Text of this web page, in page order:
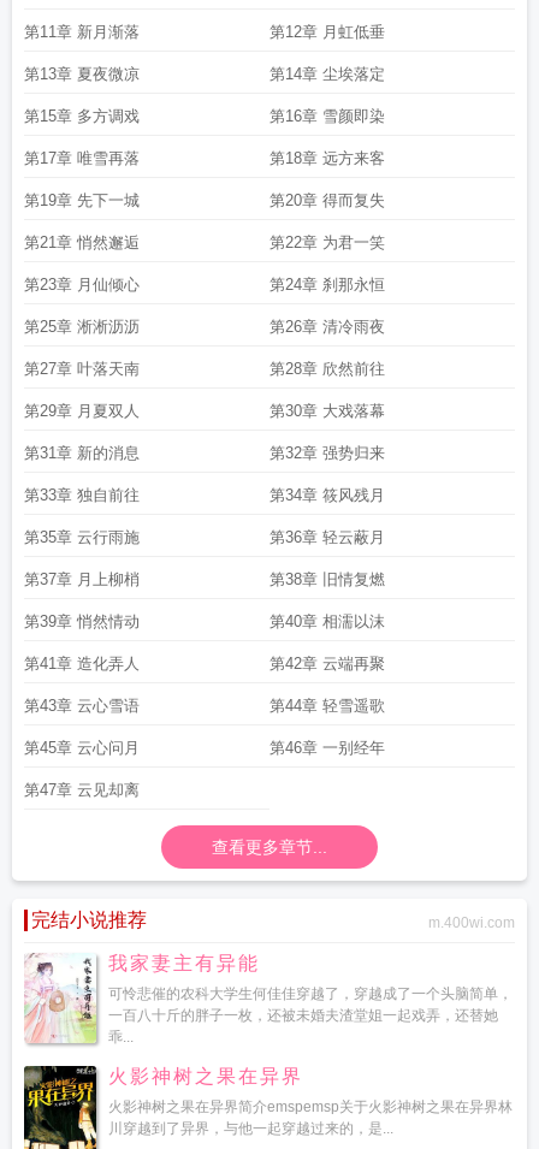
第11章 新月渐落 第12章 月虹低垂
第13章 夏夜微凉 第14章 尘埃落定
第15章 多方调戏 第16章 雪颜即染
第17章 唯雪再落 第18章 远方来客
第19章 先下一城 第20章 得而复失
第21章 悄然邂逅 第22章 为君一笑
第23章 月仙倾心 第24章 刹那永恒
第25章 淅淅沥沥 第26章 清冷雨夜
第27章 叶落天南 第28章 欣然前往
第29章 月夏双人 第30章 大戏落幕
第31章 新的消息 第32章 强势归来
第33章 独自前往 第34章 筱风残月
第35章 云行雨施 第36章 轻云蔽月
第37章 月上柳梢 第38章 旧情复燃
第39章 悄然情动 第40章 相濡以沫
第41章 造化弄人 第42章 云端再聚
第43章 云心雪语 第44章 轻雪遥歌
第45章 云心问月 第46章 一别经年
第47章 云见却离
查看更多章节...
完结小说推荐 m.400wi.com
我家妻主有异能
可怜悲催的农科大学生何佳佳穿越了，穿越成了一个头脑简单，
一百八十斤的胖子一枚，还被未婚夫渣堂姐一起戏弄，还替她
乖...
火影神树之果在异界
火影神树之果在异界简介emspemsp关于火影神树之果在异界林
川穿越到了异界，与他一起穿越过来的，是...